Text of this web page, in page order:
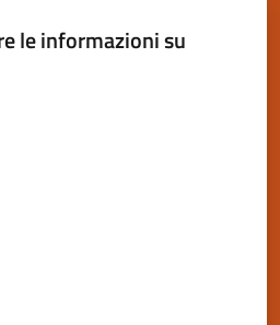
le informazioni su